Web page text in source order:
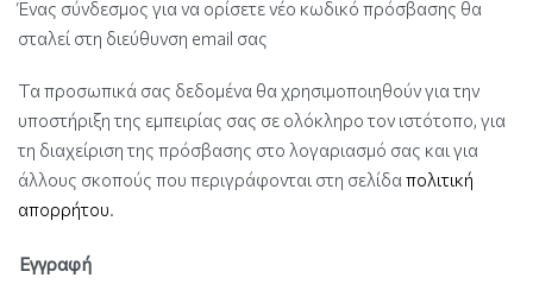
Ένας σύνδεσμος για να ορίσετε νέο κωδικό πρόσβασης θα
σταλεί στη διεύθυνση email σας
Τα προσωπικά σας δεδομένα θα χρησιμοποιηθούν για την
υποστήριξη της εμπειρίας σας σε ολόκληρο τον ιστότοπο, για
τη διαχείριση της πρόσβασης στο λογαριασμό σας και για
άλλους σκοπούς που περιγράφονται στη σελίδα πολιτική
απορρήτου.
Εγγραφή